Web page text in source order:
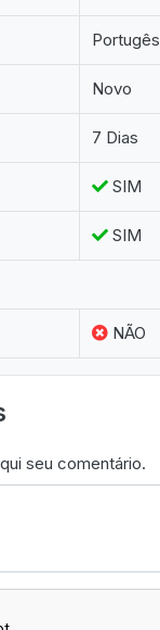
Portugês
Novo
7 Dias
SIM
SIM
NÃO
seu comentário.